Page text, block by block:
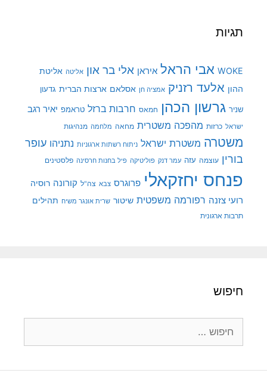
תגיות
WOKE אבי הראל איראן אלי בר און אליטה אליטת
ההון אלעד רזניק אמציה חן אסלאם ארצות הברית גדעון
שניר גרשון הכהן חמאס חרבות ברזל טראמפ יאיר רגב
ישראל כרזות מהפכה משטרית מחאה מלחמה מנהיגות
משטרה משטרת ישראל ניתוח רשתות ארגוניות נתניהו עופר
בורין עוצמה עזה עמר דנק פוליטיקה פיל בחנות חרסינה פלסטינים
פנחס יחזקאלי פרוגרס צבא צה"ל קורונה רוסיה
רועי צזנה רפורמה משפטית שיטור שרית אונגר משיח תהילים
תרבות ארגונית
חיפוש